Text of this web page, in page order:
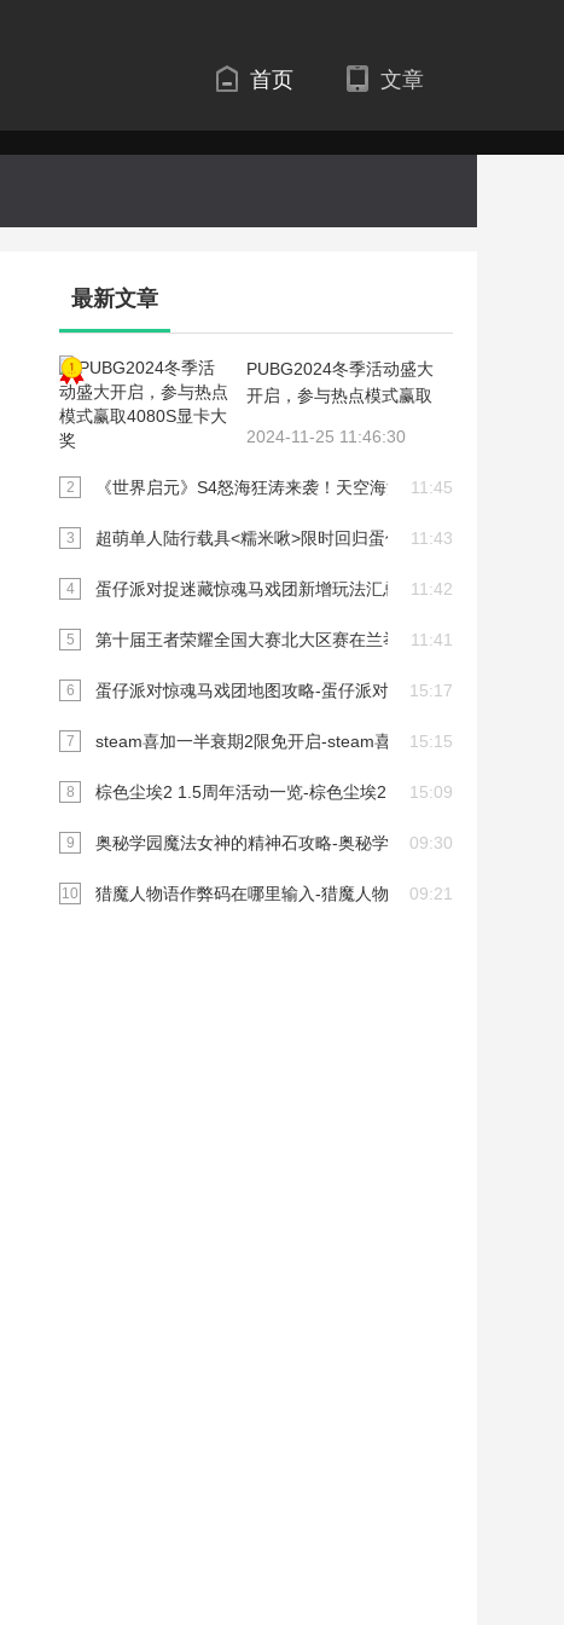
首页 文章
最新文章
1
PUBG2024冬季活动盛大
开启，参与热点模式赢取
2024-11-25 11:46:30
2 《世界启元》S4怒海狂涛来袭！天空海洋皆为战场！
11:45
3 超萌单人陆行载具<糯米啾>限时回归蛋仔岛！
11:43
4 蛋仔派对捉迷藏惊魂马戏团新增玩法汇总 11:42
5 第十届王者荣耀全国大赛北大区赛在兰举行11:41
6 蛋仔派对惊魂马戏团地图攻略-蛋仔派对惊魂马戏团新增玩法
15:17
7 steam喜加一半衰期2限免开启-steam喜加一半衰期2免费入库
15:15
8 棕色尘埃2 1.5周年活动一览-棕色尘埃2 1.5周年庆活动一览
15:09
9 奥秘学园魔法女神的精神石攻略-奥秘学园魔法女神的精神石全
09:30
10 猎魔人物语作弊码在哪里输入-猎魔人物语作弊码有哪些
09:21